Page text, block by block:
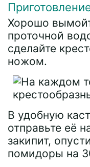
Хорошо
проточной
сделайте
ножом.
В удобную
отправьте её
закипит,
помидоры на